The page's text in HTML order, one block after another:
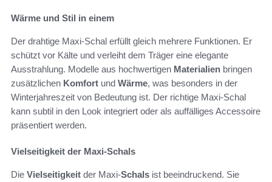
Wärme und Stil in einem
Der drahtige Maxi-Schal erfüllt gleich mehrere Funktionen. Er
schützt vor Kälte und verleiht dem Träger eine elegante
Ausstrahlung. Modelle aus hochwertigen Materialien bringen
zusätzlichen Komfort und Wärme, was besonders in der
Winterjahreszeit von Bedeutung ist. Der richtige Maxi-Schal
kann subtil in den Look integriert oder als auffälliges Accessoire
präsentiert werden.
Vielseitigkeit der Maxi-Schals
Die Vielseitigkeit der Maxi-Schals ist beeindruckend. Sie